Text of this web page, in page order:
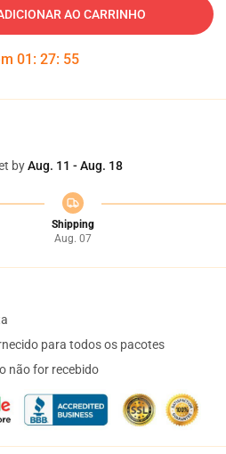
AO CARRINHO
01 : 27: 54
byAug. 11 - Aug. 18
Shipping
Aug. 07
para todos os pacotes
não for recebido